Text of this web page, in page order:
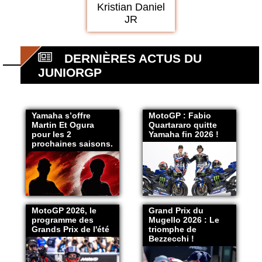
Kristian Daniel
JR
DERNIÈRES ACTUS DU
JUNIORGP
Yamaha s’offre
Martin Et Ogura
pour les 2
prochaines saisons.
MotoGP : Fabio
Quartararo quitte
Yamaha fin 2026 !
MotoGP 2026, le
programme des
Grands Prix de l'été
Grand Prix du
Mugello 2026 : Le
triomphe de
Bezzecchi !